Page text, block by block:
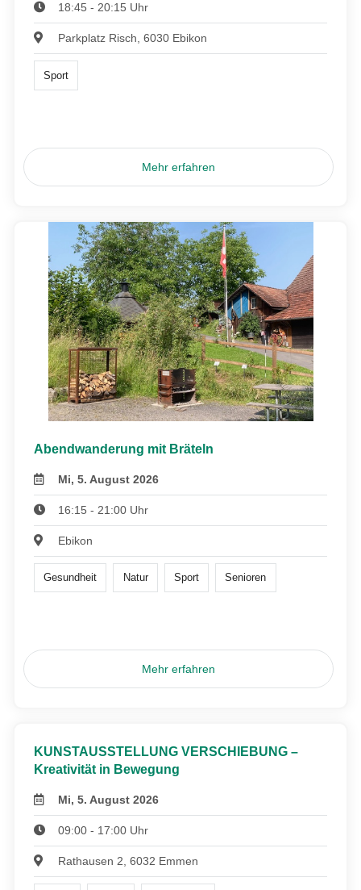
18:45 - 20:15 Uhr
Parkplatz Risch, 6030 Ebikon
Sport
Mehr erfahren
Abendwanderung mit Bräteln
Mi, 5. August 2026
16:15 - 21:00 Uhr
Ebikon
Gesundheit Natur Sport Senioren
Mehr erfahren
KUNSTAUSSTELLUNG VERSCHIEBUNG –
Kreativität in Bewegung
Mi, 5. August 2026
09:00 - 17:00 Uhr
Rathausen 2, 6032 Emmen